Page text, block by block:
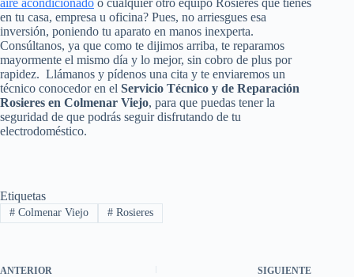
aire acondicionado o cualquier otro equipo Rosieres que tienes
en tu casa, empresa u oficina? Pues, no arriesgues esa
inversión, poniendo tu aparato en manos inexperta.
Consúltanos, ya que como te dijimos arriba, te reparamos
mayormente el mismo día y lo mejor, sin cobro de plus por
rapidez. Llámanos y pídenos una cita y te enviaremos un
técnico conocedor en el Servicio Técnico y de Reparación
Rosieres en Colmenar Viejo, para que puedas tener la
seguridad de que podrás seguir disfrutando de tu
electrodoméstico.
Etiquetas
#Colmenar Viejo #Rosieres
ANTERIOR SIGUIENTE